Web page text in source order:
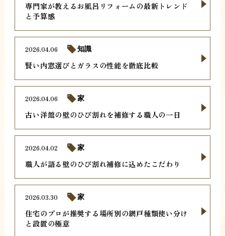
専門家が教えるお風呂リフォームの最新トレンド
と予算感
賢い内窓選びとガラスの性能を徹底比較
2026.04.06 知識
古い洋館の壁のひび割れを補修する職人の一日
2026.04.06 家
職人が語る壁のひび割れ補修に込めたこだわり
2026.04.02 家
住宅のプロが推奨する場所別の網戸種類使い分け
と設置の極意
2026.03.30 家